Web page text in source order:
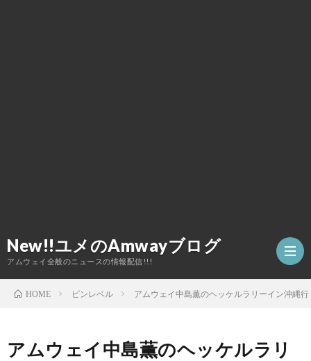
New!!ユメのAmwayブログ
アムウェイ全般のニュースの情報配信!!!
HOME ピンレベル アムウェイ中島薫のヘッケルラリーイン沖縄行
アムウェイ中島薫のヘッケルラリ